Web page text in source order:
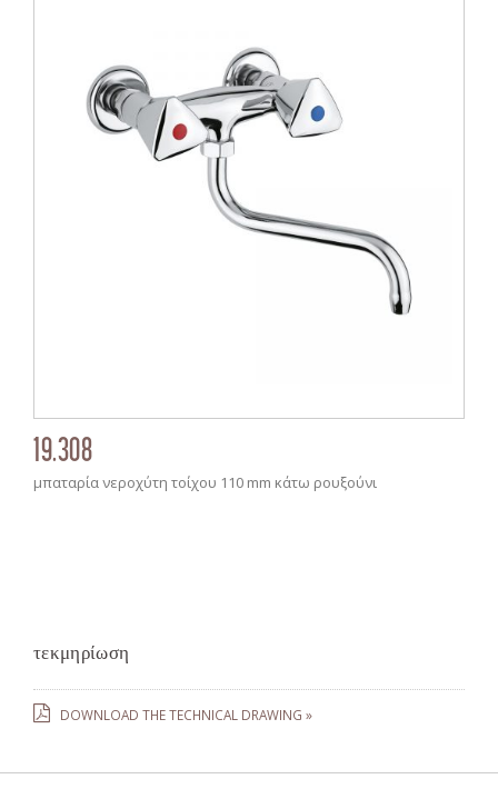
19.308
μπαταρία νεροχύτη τοίχου 110 mm κάτω ρουξούνι
τεκμηρίωση
DOWNLOAD THE TECHNICAL DRAWING »